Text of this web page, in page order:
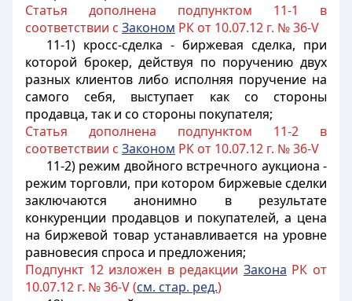
Статья дополнена подпунктом 11-1 в
соответствии с Законом РК от 10.07.12 г. № 36-V
11-1) кросс-сделка - биржевая сделка, при
которой брокер, действуя по поручению двух
разных клиентов либо исполняя поручение на
самого себя, выступает как со стороны
продавца, так и со стороны покупателя;
Статья дополнена подпунктом 11-2 в
соответствии с Законом РК от 10.07.12 г. № 36-V
11-2) режим двойного встречного аукциона -
режим торговли, при котором биржевые сделки
заключаются анонимно в результате
конкуренции продавцов и покупателей, а цена
на биржевой товар устанавливается на уровне
равновесия спроса и предложения;
Подпункт 12 изложен в редакции Закона РК от
10.07.12 г. № 36-V (см. стар. ред.)